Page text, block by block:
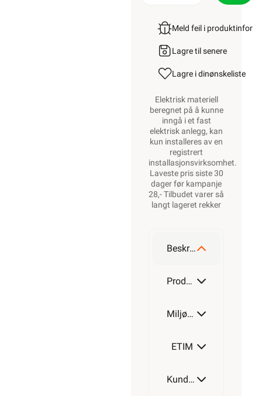
Meld feil i
Lagre til senere
Lagre i dinønskeliste
Elektrisk materiell
beregnet på å kunne
inngå i et fast
elektrisk anlegg, kan
kun installeres av en
registrert
installasjonsvirksomhet.
Laveste pris siste 30
dager før kampanje
28,- Tilbudet varer så
langt lageret rekker
Beskrivelse
Produktdetaljer
Miljøparametere
ETIM
Kundeomtale